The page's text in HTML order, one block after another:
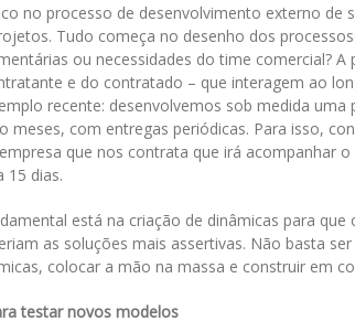
no processo de desenvolvimento externo
Tudo começa no desenho dos
ou necessidades do time comercial?
e do contratado – que interagem ao
recente: desenvolvemos sob medida
meses, com entregas periódicas. Para isso,
que nos contrata que irá acompanhar
15 dias.
está na criação de dinâmicas para
as soluções mais assertivas. Não basta
colocar a mão na massa e construir em
testar novos modelos